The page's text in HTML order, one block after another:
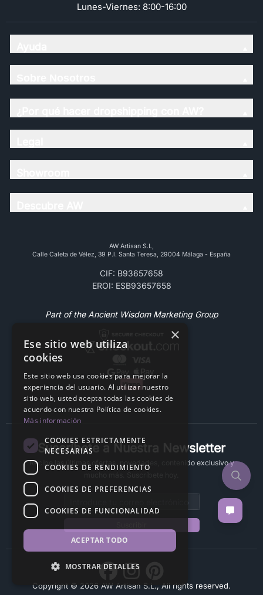
Lunes-Viernes: 8:00-16:00
AW Artisan S.L,
Calle Caleta de Vélez, 39 P.l. Santa Teresa, 29004 Málaga - España
CIF: B93657658
EROI: ESB93657658
Part of the Ancient Wisdom Marketing Group
Suscríbete a Nuestra Newsletter
Recibe las últimas ofertas, novedades, contenido exclusivo y
Copyright © 2026 AW Artisan S.L., All rights reserved.
×
Ese sitio web utiliza
cookies
Este sitio web usa cookies para mejorar la
experiencia del usuario. Al utilizar nuestro
sitio web, usted acepta todas las cookies de
acuerdo con nuestra Política de cookies.
Más información
COOKIES ESTRICTAMENTE
NECESARIAS
COOKIES DE RENDIMIENTO
COOKIES DE PREFERENCIAS
COOKIES DE FUNCIONALIDAD
ACEPTAR TODO
MOSTRAR DETALLES